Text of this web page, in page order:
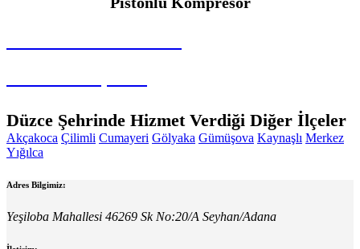
Düzce Şehrinde Hizmet Verdiği Diğer İlçeler
Akçakoca Çilimli Cumayeri Gölyaka Gümüşova Kaynaşlı Merkez
Yığılca
Adres Bilgimiz:
Yeşiloba Mahallesi 46269 Sk No:20/A Seyhan/Adana